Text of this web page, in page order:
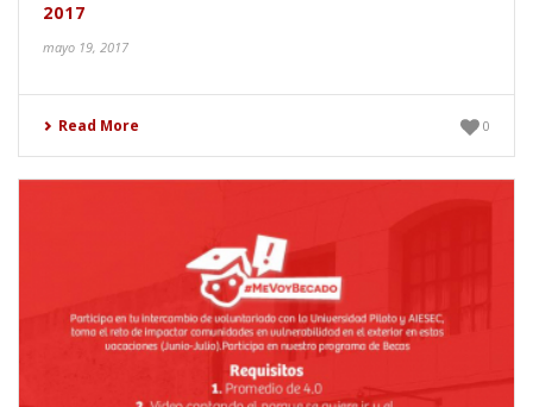
2017
mayo 19, 2017
Read More 0